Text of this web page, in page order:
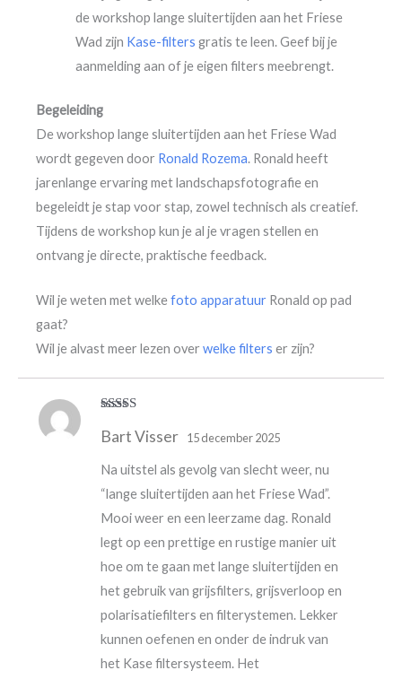
de workshop lange sluitertijden aan het Friese
Wad zijn Kase-filters gratis te leen. Geef bij je
aanmelding aan of je eigen filters meebrengt.
Begeleiding
De workshop lange sluitertijden aan het Friese Wad
wordt gegeven door Ronald Rozema. Ronald heeft
jarenlange ervaring met landschapsfotografie en
begeleidt je stap voor stap, zowel technisch als creatief.
Tijdens de workshop kun je al je vragen stellen en
ontvang je directe, praktische feedback.
Wil je weten met welkefoto apparatuur Ronald op pad
gaat?
Wil je alvast meer lezen over welke filters er zijn?
5uit 5
Bart Visser 15 december 2025
Na uitstel als gevolg van slecht weer, nu
“lange sluitertijden aan het Friese Wad”.
Mooi weer en een leerzame dag. Ronald
legt op een prettige en rustige manier uit
hoe om te gaan met lange sluitertijden en
het gebruik van grijsfilters, grijsverloop en
polarisatiefilters en filterystemen. Lekker
kunnen oefenen en onder de indruk van
het Kase filtersysteem. Het